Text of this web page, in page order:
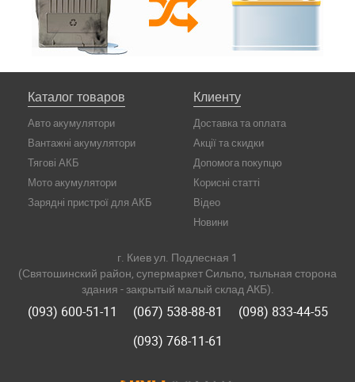
Каталог товаров
Авто акумулятори
Вантажні акумулятори
Тягові АКБ
Мото акумулятори
Зарядні пристрої для АКБ
Клиенту
Доставка та оплата
Акції та скидки
Допомога покупцю
Корисні статті
Відео
Новини
г. Киев ул. Подлесная 1
(Святошинский район, супермаркет Сильпо, тыльная сторона
здания - закрытый малый склад АКБ).
(093) 600-51-11 (067) 538-88-81
(098) 833-44-55
(093) 768-11-61